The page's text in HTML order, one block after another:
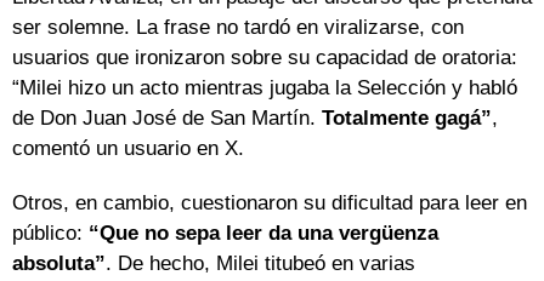
ser solemne. La frase no tardó en viralizarse, con
usuarios que ironizaron sobre su capacidad de oratoria:
“Milei hizo un acto mientras jugaba la Selección y habló
de Don Juan José de San Martín. Totalmente gagá”,
comentó un usuario en X.
Otros, en cambio, cuestionaron su dificultad para leer en
público: “Que no sepa leer da una vergüenza
absoluta”. De hecho, Milei titubeó en varias